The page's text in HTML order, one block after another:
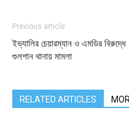
Previous article
ইভ্যালির চেয়ারম্যান ও এমডির বিরুদ্ধে
গুলশান থানায় মামলা
RELATED ARTICLES